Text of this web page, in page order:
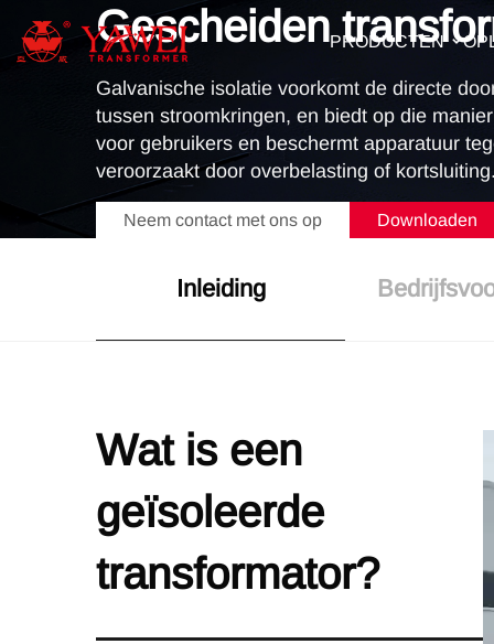
PRODUCTEN
Gescheiden
Galvanische isolatie voorkomt de directe
tussen stroomkringen, en biedt op die
voor gebruikers en beschermt apparatuur
veroorzaakt door overbelasting of
Neem contact met ons op Downloaden
Inleiding
Wat is een
geïsoleerde
transformator?